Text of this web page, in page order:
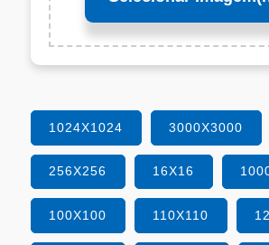
1024X1024 3000X3000
256X256 16X16
100X100 110X110